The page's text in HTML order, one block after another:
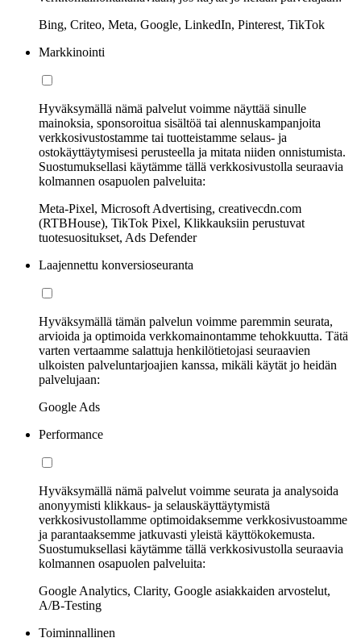
Bing, Criteo, Meta, Google, LinkedIn, Pinterest, TikTok
Markkinointi
Hyväksymällä nämä palvelut voimme näyttää sinulle
mainoksia, sponsoroitua sisältöä tai alennuskampanjoita
verkkosivustostamme tai tuotteistamme selaus- ja
ostokäyttäytymisesi perusteella ja mitata niiden onnistumista.
Suostumuksellasi käytämme tällä verkkosivustolla seuraavia
kolmannen osapuolen palveluita:
Meta-Pixel, Microsoft Advertising, creativecdn.com
(RTBHouse), TikTok Pixel, Klikkauksiin perustuvat
tuotesuositukset, Ads Defender
Laajennettu konversioseuranta
Hyväksymällä tämän palvelun voimme paremmin seurata,
arvioida ja optimoida verkkomainontamme tehokkuutta. Tätä
varten vertaamme salattuja henkilötietojasi seuraavien
ulkoisten palveluntarjoajien kanssa, mikäli käytät jo heidän
palvelujaan:
Google Ads
Performance
Hyväksymällä nämä palvelut voimme seurata ja analysoida
anonyymisti klikkaus- ja selauskäyttäytymistä
verkkosivustollamme optimoidaksemme verkkosivustoamme
ja parantaaksemme jatkuvasti yleistä käyttökokemusta.
Suostumuksellasi käytämme tällä verkkosivustolla seuraavia
kolmannen osapuolen palveluita:
Google Analytics, Clarity, Google asiakkaiden arvostelut,
A/B-Testing
Toiminnallinen